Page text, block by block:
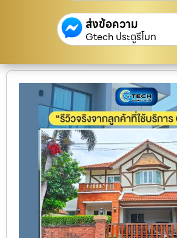
ส่งข้อความ
Gtech ประตูรีโมท